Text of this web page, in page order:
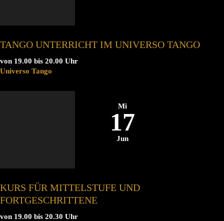
TANGO UNTERRICHT IM UNIVERSO TANGO
von 19.00 bis 20.00 Uhr
Universo Tango
Mi
17
Jun
KURS FÜR MITTELSTUFE UND
FORTGESCHRITTENE
von 19.00 bis 20.30 Uhr